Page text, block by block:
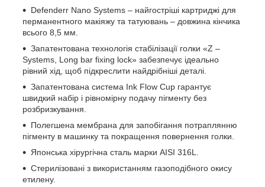
Defenderr Nano Systems – найгостріші картриджі для
перманентного макіяжу та татуювань – довжина кінчика
всього 8,5 мм.
Запатентована технологія стабілізації голки «Z –
Systems, Long bar fixing lock» забезпечує ідеально
рівний хід, щоб підкреслити найдрібніші деталі.
Запатентована система Ink Flow Cup гарантує
швидкий набір і рівномірну подачу пігменту без
розбризкування.
Полегшена мембрана для запобігання потраплянню
пігменту в машинку та покращення повернення голки.
Японська хірургічна сталь марки AISI 316L.
Стерилізовані з використанням газоподібного окису
етилену.